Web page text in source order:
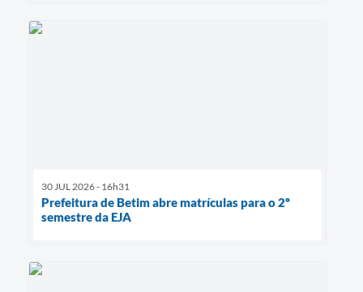
30 JUL 2026 - 16h31
Prefeitura de Betim abre matrículas para o 2º
semestre da EJA